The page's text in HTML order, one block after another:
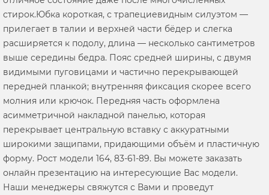
стирок.Юбка короткая, с трапециевидным силуэтом —
прилегает в талии и верхней части бёдер и слегка
расширяется к подолу, длина — несколько сантиметров
выше середины бедра. Пояс средней ширины, с двумя
видимыми пуговицами и частично перекрывающей
передней планкой; внутренняя фиксация скорее всего
молния или крючок. Передняя часть оформлена
асимметричной накладной панелью, которая
перекрывает центральную вставку с аккуратными
широкими защипами, придающими объём и пластичную
форму. Рост модели 164, 83-61-89. Вы можете заказать
онлайн презентацию на интересующие Вас модели.
Наши менеджеры свяжутся с Вами и проведут